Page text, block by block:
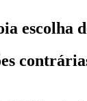
escolha